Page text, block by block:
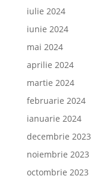
iulie 2024
iunie 2024
mai 2024
aprilie 2024
martie 2024
februarie 2024
ianuarie 2024
decembrie 2023
noiembrie 2023
octombrie 2023